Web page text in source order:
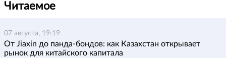
Читаемое
07 августа, 19:19
От Jiaxin до панда-бондов: как Казахстан открывает
рынок для китайского капитала